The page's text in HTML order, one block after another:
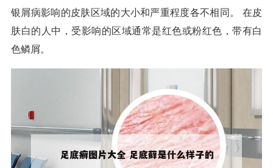
银屑病影响的皮肤区域的大小和严重程度各不相同。 在皮
肤白的人中，受影响的区域通常是红色或粉红色，带有白
色鳞屑。